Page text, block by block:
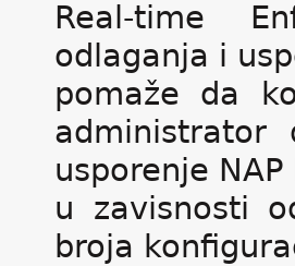
Real-time
odlaganja i
pomaže da
usporenje
u zavisnosti
broja